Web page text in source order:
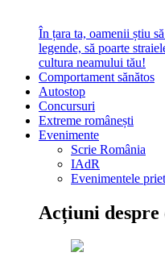
În țara ta, oamenii știu
legende, să poarte
cultura neamului tău!
Comportament sănătos
Autostop
Concursuri
Extreme românești
Evenimente
Scrie România
IAdR
Evenimentele
Acțiuni despre